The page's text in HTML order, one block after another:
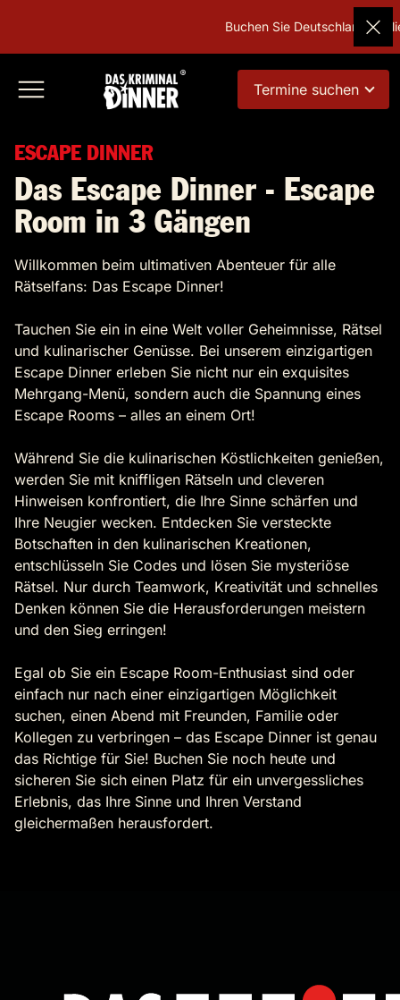
Buchen Sie Deutschlands
Termine suchen
ESCAPE DINNER
Das Escape Dinner - Escape
Room in 3 Gängen
Willkommen beim ultimativen Abenteuer für alle
Rätselfans: Das Escape Dinner!
Tauchen Sie ein in eine Welt voller Geheimnisse, Rätsel
und kulinarischer Genüsse. Bei unserem einzigartigen
Escape Dinner erleben Sie nicht nur ein exquisites
Mehrgang-Menü, sondern auch die Spannung eines
Escape Rooms – alles an einem Ort!
Während Sie die kulinarischen Köstlichkeiten genießen,
werden Sie mit kniffligen Rätseln und cleveren
Hinweisen konfrontiert, die Ihre Sinne schärfen und
Ihre Neugier wecken. Entdecken Sie versteckte
Botschaften in den kulinarischen Kreationen,
entschlüsseln Sie Codes und lösen Sie mysteriöse
Rätsel. Nur durch Teamwork, Kreativität und schnelles
Denken können Sie die Herausforderungen meistern
und den Sieg erringen!
Egal ob Sie ein Escape Room-Enthusiast sind oder
einfach nur nach einer einzigartigen Möglichkeit
suchen, einen Abend mit Freunden, Familie oder
Kollegen zu verbringen – das Escape Dinner ist genau
das Richtige für Sie! Buchen Sie noch heute und
sicheren Sie sich einen Platz für ein unvergessliches
Erlebnis, das Ihre Sinne und Ihren Verstand
gleichermaßen herausfordert.